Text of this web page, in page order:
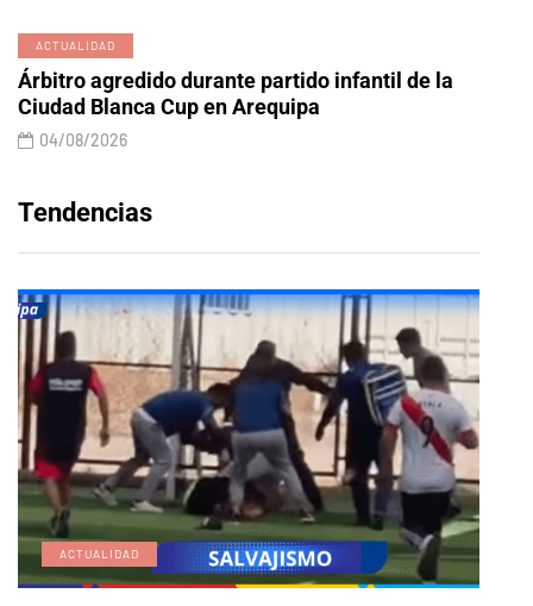
ACTUALIDAD
Árbitro agredido durante partido infantil de la
Ciudad Blanca Cup en Arequipa
04/08/2026
Tendencias
ACTUALIDAD